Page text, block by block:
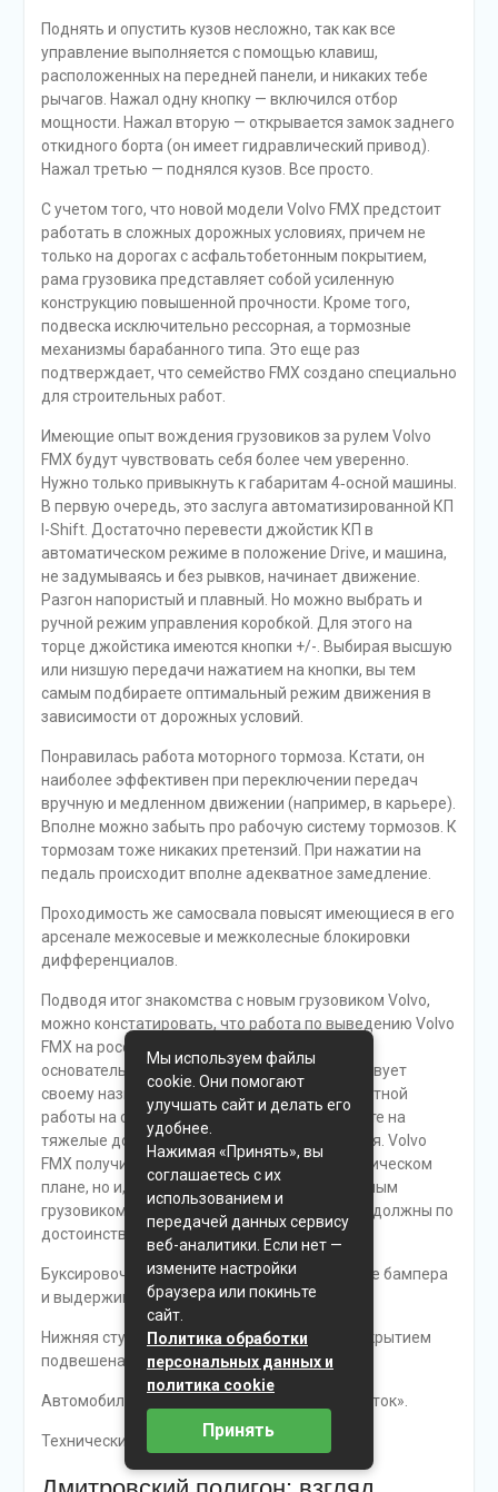
Поднять и опустить кузов несложно, так как все
управление выполняется с помощью клавиш,
расположенных на передней панели, и никаких тебе
рычагов. Нажал одну кнопку — включился отбор
мощности. Нажал вторую — открывается замок заднего
откидного борта (он имеет гидравлический привод).
Нажал третью — поднялся кузов. Все просто.
С учетом того, что новой модели Volvo FMX предстоит
работать в сложных дорожных условиях, причем не
только на дорогах с асфальтобетонным покрытием,
рама грузовика представляет собой усиленную
конструкцию повышенной прочности. Кроме того,
подвеска исключительно рессорная, а тормозные
механизмы барабанного типа. Это еще раз
подтверждает, что семейство FMX создано специально
для строительных работ.
Имеющие опыт вождения грузовиков за рулем Volvo
FMX будут чувствовать себя более чем уверенно.
Нужно только привыкнуть к габаритам 4‑осной машины.
В первую очередь, это заслуга автоматизированной КП
I-Shift. Достаточно перевести джойстик КП в
автоматическом режиме в положение Drive, и машина,
не задумываясь и без рывков, начинает движение.
Разгон напористый и плавный. Но можно выбрать и
ручной режим управления коробкой. Для этого на
торце джойстика имеются кнопки +/-. Выбирая высшую
или низшую передачи нажатием на кнопки, вы тем
самым подбираете оптимальный режим движения в
зависимости от дорожных условий.
Понравилась работа моторного тормоза. Кстати, он
наиболее эффективен при переключении передач
вручную и медленном движении (например, в карьере).
Вполне можно забыть про рабочую систему тормозов. К
тормозам тоже никаких претензий. При нажатии на
педаль происходит вполне адекватное замедление.
Проходимость же самосвала повысят имеющиеся в его
арсенале межосевые и межколесные блокировки
дифференциалов.
Подводя итог знакомства с новым грузовиком Volvo,
можно констатировать, что работа по выведению Volvo
FMX на российский рынок была проведена
основательно. Машина полностью соответствует
своему назначению — выполнению транспортной
работы на строительных площадках в расчете на
тяжелые дорожные и климатические условия. Volvo
FMX получился не только интересным в техническом
плане, но и, вдобавок, комфортным и надежным
грузовиком, что, на наш взгляд, непременно должны по
достоинству оценить водители.
Буксировочная проушина находится в центре бампера
и выдерживает нагрузку 25 т. Мощно
Нижняя ступенька с противоскользящим покрытием
подвешена на шарнирах. Практично
Автомобиль предоставлен ЗАО «Вольво Восток».
Технические характеристики Volvo FMX 8Х4
Мы используем файлы
cookie. Они помогают
улучшать сайт и делать его
удобнее.
Нажимая «Принять», вы
соглашаетесь с их
использованием и
передачей данных сервису
веб-аналитики. Если нет —
измените настройки
браузера или покиньте
сайт.
Политика обработки
персональных данных и
политика cookie
Принять